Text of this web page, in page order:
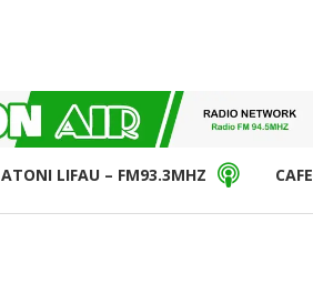
ATONI LIFAU – FM93.3MHZ